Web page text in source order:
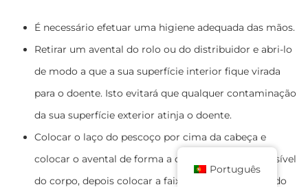
É necessário efetuar uma higiene adequada das mãos.
Retirar um avental do rolo ou do distribuidor e abri-lo
de modo a que a sua superfície interior fique virada
para o doente. Isto evitará que qualquer contaminação
da sua superfície exterior atinja o doente.
Colocar o laço do pescoço por cima da cabeça e
colocar o avental de forma a cobrir o máximo possível
do corpo, depois colocar a faixa da cintura à volta do
Português